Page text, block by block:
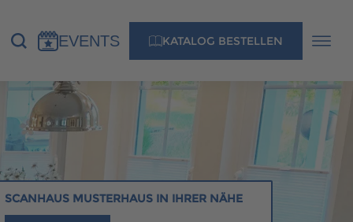
EVENTS KATALOG BESTELLEN
KONTAKT
MUSTERHAUS FINDEN
SCANHAUS MUSTERHAUS IN IHRER NÄHE